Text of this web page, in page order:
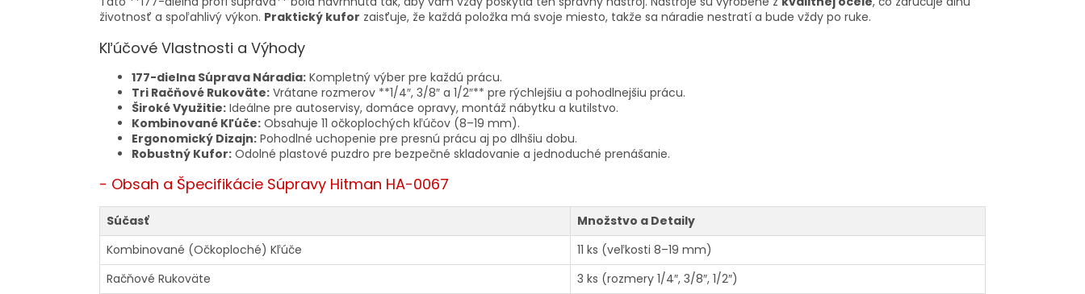
životnosť a spoľahlivý výkon. Praktický kufor zaisťuje, že každá položka má svoje miesto, takže sa náradie nestratí a bude vždy po ruke.
Kľúčové Vlastnosti a Výhody
177-dielna Súprava Náradia: Kompletný výber pre každú prácu.
Tri Račňové Rukoväte: Vrátane rozmerov **1/4″, 3/8″ a 1/2″** pre rýchlejšiu a pohodlnejšiu prácu.
Široké Využitie: Ideálne pre autoservisy, domáce opravy, montáž nábytku a kutilstvo.
Kombinované Kľúče: Obsahuje 11 očkoplochých kľúčov (8–19 mm).
Ergonomický Dizajn: Pohodlné uchopenie pre presnú prácu aj po dlhšiu dobu.
Robustný Kufor: Odolné plastové puzdro pre bezpečné skladovanie a jednoduché prenášanie.
- Obsah a Špecifikácie Súpravy Hitman HA-0067
Súčasť
Množstvo a Detaily
Kombinované (Očkoploché) Kľúče
11 ks (veľkosti 8–19 mm)
Račňové Rukoväte
3 ks (rozmery 1/4″, 3/8″, 1/2″)